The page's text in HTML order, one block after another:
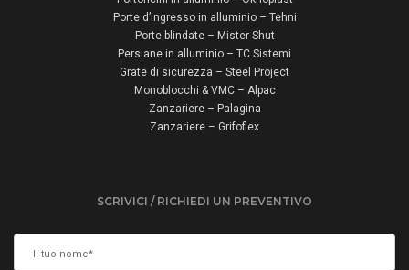
Porte d’ingresso in alluminio – Tehni
Porte blindate – Mister Shut
Persiane in alluminio – TC Sistemi
Grate di sicurezza – Steel Project
Monoblocchi & VMC – Alpac
Zanzariere – Palagina
Zanzariere – Grifoflex
SCRIVICI / RICHIEDI UN PREVENTIVO